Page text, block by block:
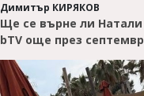
Димитър КИРЯКОВ
Ще се върне ли
bTV още през